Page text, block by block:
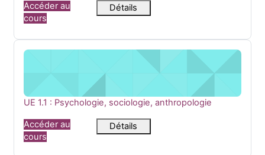
Accéder au
cours
Détails
UE 1.1 : Psychologie, sociologie, anthropologie
Nom du cours
UE 1.1 : Psychologie, sociologie, anthropologie
Accéder au
cours
Détails